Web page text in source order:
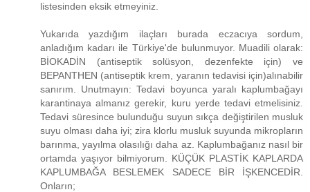
listesinden eksik etmeyiniz.
Yukarıda yazdığım ilaçları burada eczacıya sordum,
anladığım kadarı ile Türkiye'de bulunmuyor. Muadili olarak:
BİOKADİN (antiseptik solüsyon, dezenfekte için) ve
BEPANTHEN (antiseptik krem, yaranın tedavisi için)alınabilir
sanırım. Unutmayın: Tedavi boyunca yaralı kaplumbağayı
karantinaya almanız gerekir, kuru yerde tedavi etmelisiniz.
Tedavi süresince bulunduğu suyun sıkça değiştirilen musluk
suyu olması daha iyi; zira klorlu musluk suyunda mikropların
barınma, yayılma olasılığı daha az. Kaplumbağanız nasıl bir
ortamda yaşıyor bilmiyorum. KÜÇÜK PLASTİK KAPLARDA
KAPLUMBAĞA BESLEMEK SADECE BİR İŞKENCEDİR.
Onların;